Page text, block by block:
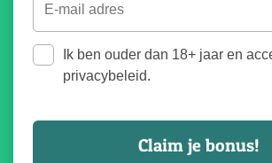
Ik ben ouder dan 18+ jaar en
privacybeleid.